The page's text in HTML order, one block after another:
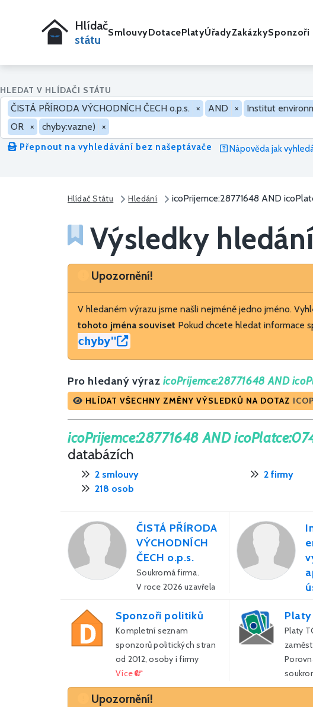
Hlídač
státu
SmlouvyDotacePlatyÚřadyZakázkySponzoři
HLEDAT V HLÍDAČI STÁTU
ČISTÁ PŘÍRODA VÝCHODNÍCH ČECH o.p.s. × AND × Institut
OR × chyby:vazne) ×
Přepnout na vyhledávání bez našeptávače Nápověda jak
Hlídač Státu Hledání icoPrijemce:28771648 AND
Výsledky hledání
Upozornění
Upozornění!
V hledaném výrazu jsme našli nejméně jedno jméno.
tohoto jména souviset Pokud chcete hledat informace
chyby"
Pro hledaný výraz icoPrijemce:28771648 AND
HLÍDAT VŠECHNY ZMĚNY VÝSLEDKŮ NA DOTAZ
icoPrijemce:28771648 AND
databázích
2 smlouvy
218 osob
2 firmy
ČISTÁ PŘÍRODA
VÝCHODNÍCH
ČECH o.p.s.
Soukromá firma.
V roce 2026 uzavřela
s veřejnou správou za
0 Kč.
V
Sponzoři politiků
Kompletní seznam
sponzorů politických stran
od 2012, osoby i firmy
Více
Platy
Více
Upozornění
Upozornění!